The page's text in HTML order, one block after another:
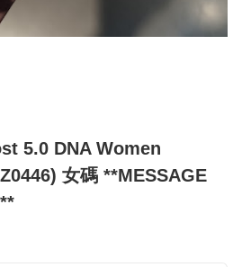
5.0 DNA Women
女碼 **MESSAGE